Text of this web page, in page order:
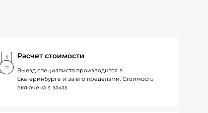
Расчет стоимости
Выезд специалиста производится в
Екатеринбурге и за его пределами. Стоимость
включена в заказ